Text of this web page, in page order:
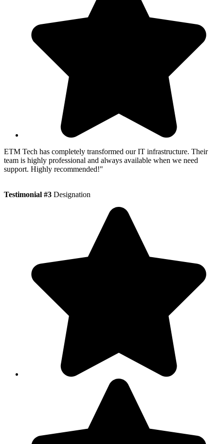
ETM Tech has completely transformed our IT infrastructure. Their
team is highly professional and always available when we need
support. Highly recommended!"
Testimonial #3 Designation